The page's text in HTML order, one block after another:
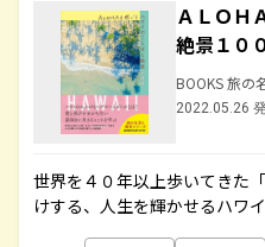
ＡＬＯＨ
絶景１０
BOOKS 旅の
2022.05.26
世界を４０年以上歩いてきた
けする、人生を輝かせるハワ